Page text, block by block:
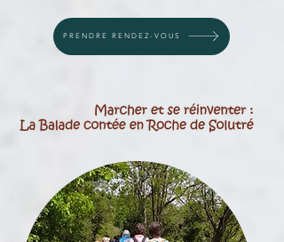
PRENDRE RENDEZ-VOUS